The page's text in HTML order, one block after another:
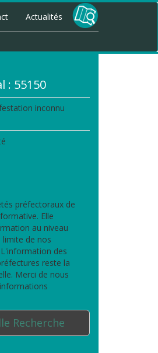
Actualités
: 55150
inconnu
préfectoraux de
Elle
au niveau
limite de nos
des
reste la
Merci de nous
Recherche